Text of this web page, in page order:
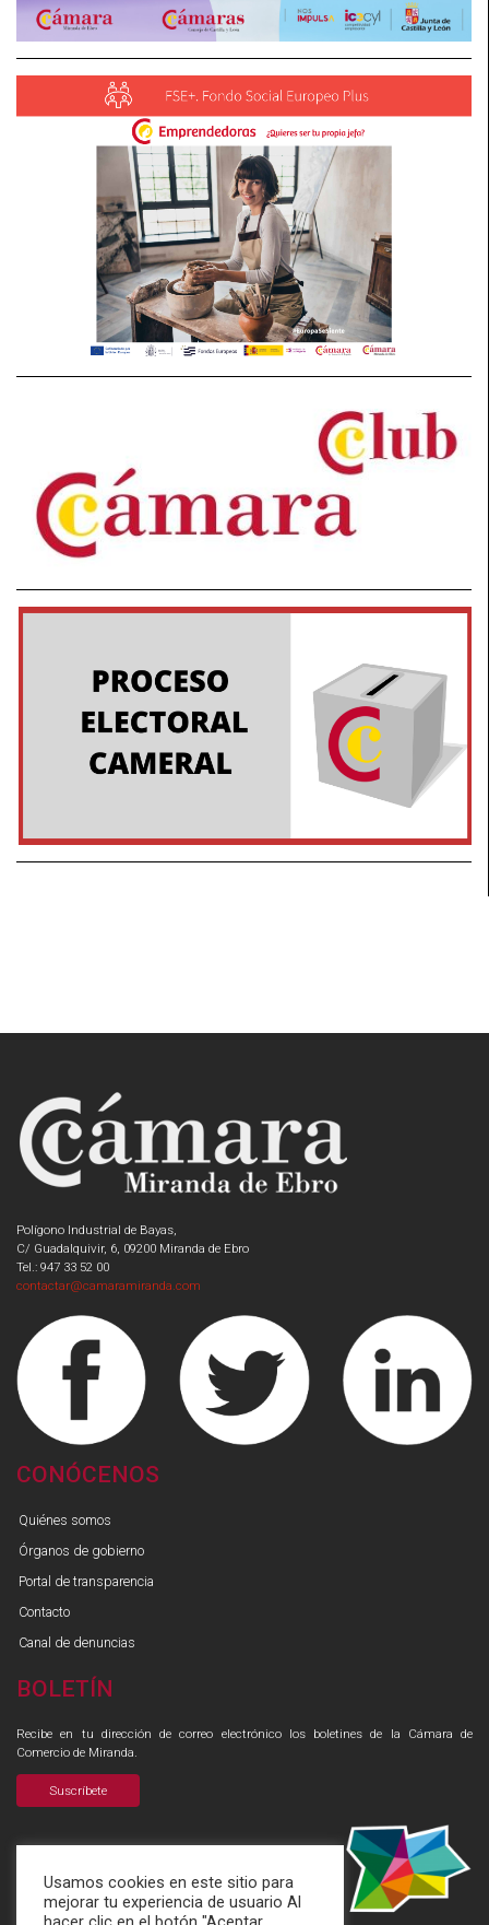
Polígono Industrial de Bayas,
C/ Guadalquivir, 6, 09200 Miranda de Ebro
Tel.: 947 33 52 00
contactar@camaramiranda.com
CONÓCENOS
Quiénes somos
Órganos de gobierno
Portal de transparencia
Contacto
Canal de denuncias
BOLETÍN
Recibe en tu dirección de correo electrónico los boletines de la Cámara de
Comercio de Miranda.
Suscríbete
Usamos cookies en este sitio para
mejorar tu experiencia de usuario Al